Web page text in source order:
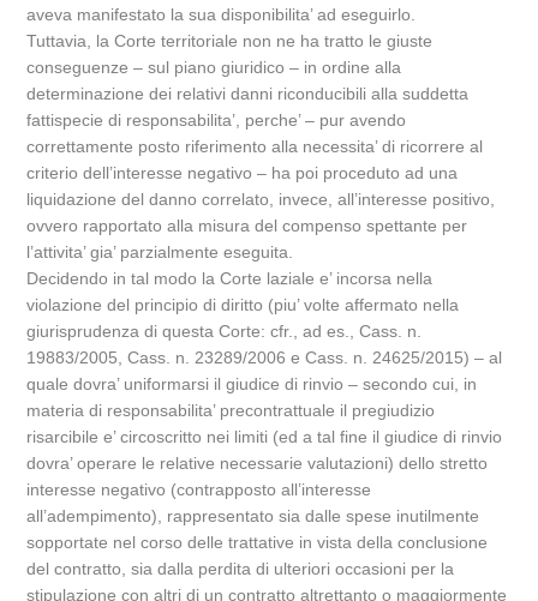
aveva manifestato la sua disponibilita’ ad eseguirlo.
Tuttavia, la Corte territoriale non ne ha tratto le giuste
conseguenze – sul piano giuridico – in ordine alla
determinazione dei relativi danni riconducibili alla suddetta
fattispecie di responsabilita’, perche’ – pur avendo
correttamente posto riferimento alla necessita’ di ricorrere al
criterio dell’interesse negativo – ha poi proceduto ad una
liquidazione del danno correlato, invece, all’interesse positivo,
ovvero rapportato alla misura del compenso spettante per
l’attivita’ gia’ parzialmente eseguita.
Decidendo in tal modo la Corte laziale e’ incorsa nella
violazione del principio di diritto (piu’ volte affermato nella
giurisprudenza di questa Corte: cfr., ad es., Cass. n.
19883/2005, Cass. n. 23289/2006 e Cass. n. 24625/2015) – al
quale dovra’ uniformarsi il giudice di rinvio – secondo cui, in
materia di responsabilita’ precontrattuale il pregiudizio
risarcibile e’ circoscritto nei limiti (ed a tal fine il giudice di rinvio
dovra’ operare le relative necessarie valutazioni) dello stretto
interesse negativo (contrapposto all’interesse
all’adempimento), rappresentato sia dalle spese inutilmente
sopportate nel corso delle trattative in vista della conclusione
del contratto, sia dalla perdita di ulteriori occasioni per la
stipulazione con altri di un contratto altrettanto o maggiormente